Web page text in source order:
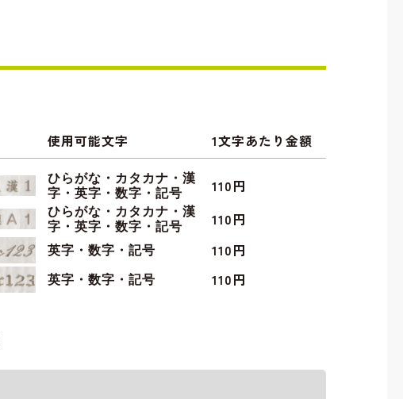
使用可能文字 1文字あたり金額
ひらがな・カタカナ・漢
字・英字・数字・記号
110円
ひらがな・カタカナ・漢
字・英字・数字・記号
110円
英字・数字・記号 110円
英字・数字・記号 110円